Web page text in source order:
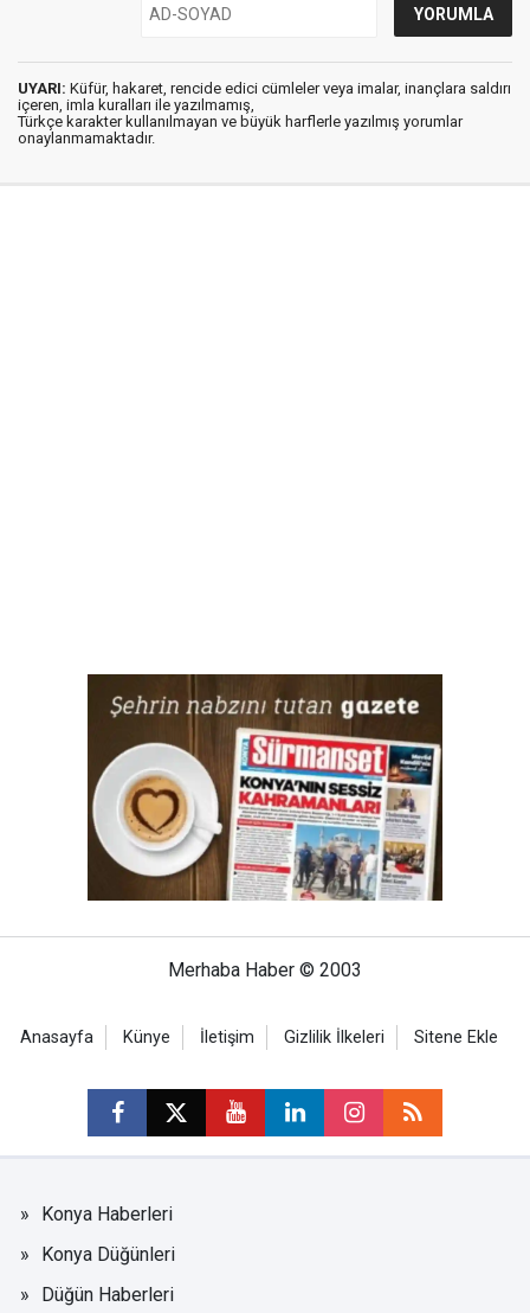
UYARI: Küfür, hakaret, rencide edici cümleler veya imalar, inançlara saldırı
içeren, imla kuralları ile yazılmamış,
Türkçe karakter kullanılmayan ve büyük harflerle yazılmış yorumlar
onaylanmamaktadır.
Merhaba Haber © 2003
Anasayfa Künye İletişim Gizlilik İlkeleri Sitene Ekle
Konya Haberleri
Konya Düğünleri
Düğün Haberleri